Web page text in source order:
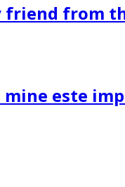
friend from
este